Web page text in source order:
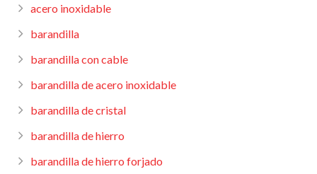
acero inoxidable
barandilla
barandilla con cable
barandilla de acero inoxidable
barandilla de cristal
barandilla de hierro
barandilla de hierro forjado